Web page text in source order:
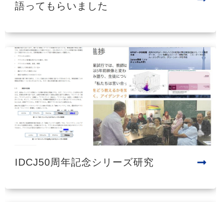
語ってもらいました
IDCJ50周年記念シリーズ研究